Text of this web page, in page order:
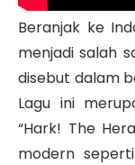
Beranjak ke
menjadi salah
disebut dalam
Lagu ini
“Hark! The
modern